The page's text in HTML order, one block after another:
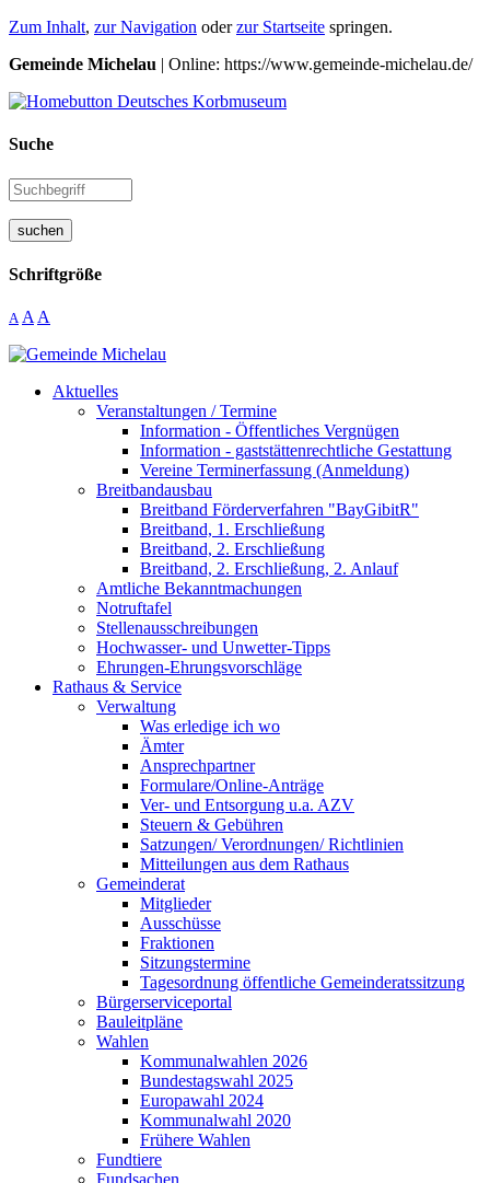
Zum Inhalt, zur Navigation oderzur Startseite springen.
Gemeinde Michelau | Online: https://www.gemeinde-michelau.de/
Suche
suchen
Schriftgröße
A A A
Aktuelles
Veranstaltungen / Termine
Information - Öffentliches Vergnügen
Information - gaststättenrechtliche Gestattung
Vereine Terminerfassung (Anmeldung)
Breitbandausbau
Breitband Förderverfahren "BayGibitR"
Breitband, 1. Erschließung
Breitband, 2. Erschließung
Breitband, 2. Erschließung, 2. Anlauf
Amtliche Bekanntmachungen
Notruftafel
Stellenausschreibungen
Hochwasser- und Unwetter-Tipps
Ehrungen-Ehrungsvorschläge
Rathaus & Service
Verwaltung
Was erledige ich wo
Ämter
Ansprechpartner
Formulare/Online-Anträge
Ver- und Entsorgung u.a. AZV
Steuern & Gebühren
Satzungen/ Verordnungen/ Richtlinien
Mitteilungen aus dem Rathaus
Gemeinderat
Mitglieder
Ausschüsse
Fraktionen
Sitzungstermine
Tagesordnung öffentliche Gemeinderatssitzung
Bürgerserviceportal
Bauleitpläne
Wahlen
Kommunalwahlen 2026
Bundestagswahl 2025
Europawahl 2024
Kommunalwahl 2020
Frühere Wahlen
Fundtiere
Fundsachen